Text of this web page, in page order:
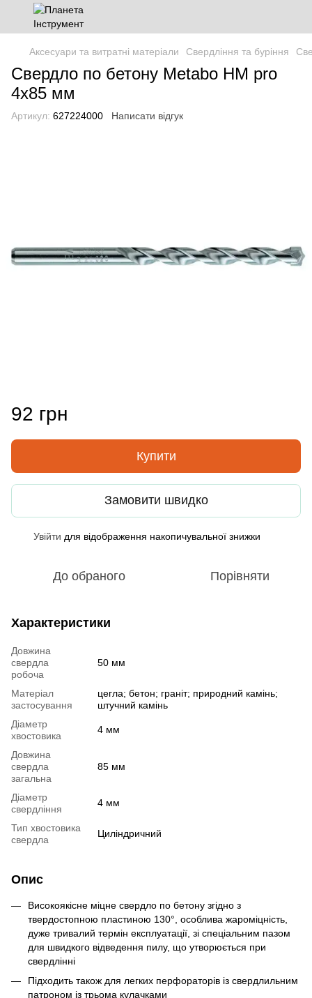
Аксесуари та витратні матеріали Свердління та буріння
Свердло по бетону Metabo HM pro
4х85 мм
Артикул: 627224000 Написати відгук
92 грн
Купити
Замовити швидко
Увійти для відображення накопичувальної знижки
До обраного Порівняти
Характеристики
Довжина
свердла
робоча
50 мм
Матеріал
застосування
цегла; бетон; граніт; природний камінь;
штучний камінь
Діаметр
хвостовика
4 мм
Довжина
свердла
загальна
85 мм
Діаметр
свердління
4 мм
Тип хвостовика
свердла
Циліндричний
Опис
Високоякісне міцне свердло по бетону згідно з
твердостопною пластиною 130°, особлива жароміцність,
дуже тривалий термін експлуатації, зі спеціальним пазом
для швидкого відведення пилу, що утворюється при
свердлінні
Підходить також для легких перфораторів із свердлильним
патроном із трьома кулачками